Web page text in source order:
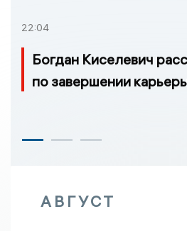
22:04
Богдан Киселевич
по завершении
АВГУСТ